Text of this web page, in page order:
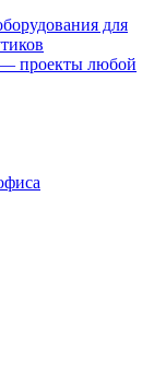
для
— проекты любой